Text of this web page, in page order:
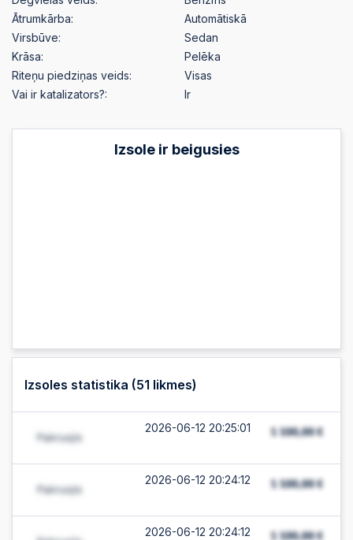
Ātrumkārba:
Automātiskā
Virsbūve:
Sedan
Krāsa:
Pelēka
Riteņu piedziņas veids:
Visas
Vai ir katalizators?:
Ir
Izsole ir beigusies
Izsoles statistika (51 likmes)
2026-06-12 20:25:01
2026-06-12 20:24:12
2026-06-12 20:24:12